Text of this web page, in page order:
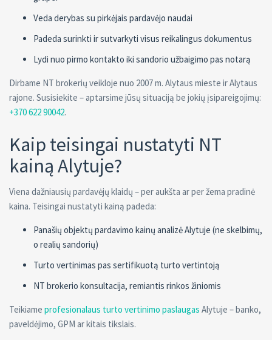
Veda derybas su pirkėjais pardavėjo naudai
Padeda surinkti ir sutvarkyti visus reikalingus dokumentus
Lydi nuo pirmo kontakto iki sandorio užbaigimo pas notarą
Dirbame NT brokerių veikloje nuo 2007 m. Alytaus mieste ir Alytaus
rajone. Susisiekite – aptarsime jūsų situaciją be jokių įsipareigojimų:
+370 622 90042.
Kaip teisingai nustatyti NT
kainą Alytuje?
Viena dažniausių pardavėjų klaidų – per aukšta ar per žema pradinė
kaina. Teisingai nustatyti kainą padeda:
Panašių objektų pardavimo kainų analizė Alytuje (ne skelbimų,
o realių sandorių)
Turto vertinimas pas sertifikuotą turto vertintoją
NT brokerio konsultacija, remiantis rinkos žiniomis
Teikiame profesionalaus turto vertinimo paslaugas Alytuje – banko,
paveldėjimo, GPM ar kitais tikslais.